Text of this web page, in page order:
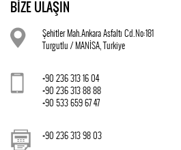
BİZE ULAŞIN
Şehitler Mah.Ankara Asfaltı Cd.No:181
Turgutlu / MANİSA, Turkiye
+90 236 313 16 04
+90 236 313 88 88
+90 533 659 67 47
+90 236 313 98 03